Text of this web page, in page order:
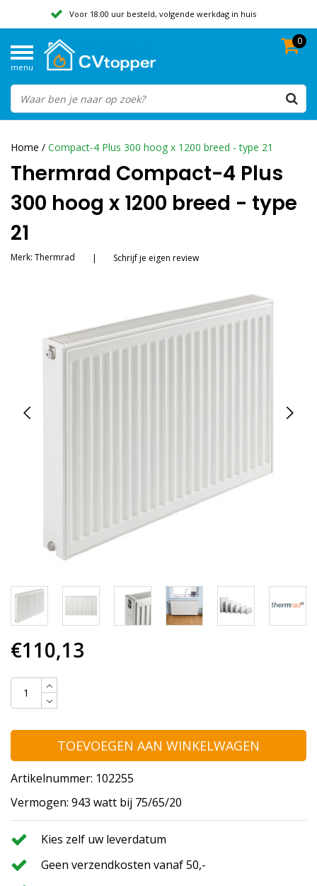
Voor 18:00 uur besteld, volgende werkdag in huis
Beoordeeld met een 9,8
menu
0
Home / Compact-4 Plus 300 hoog x 1200 breed - type 21
Thermrad Compact-4 Plus
300 hoog x 1200 breed - type
21
Merk: Thermrad | Schrijf je eigen review
€110,13
TOEVOEGEN AAN WINKELWAGEN
Artikelnummer: 102255
Vermogen: 943 watt bij 75/65/20
Kies zelf uw leverdatum
Geen verzendkosten vanaf 50,-